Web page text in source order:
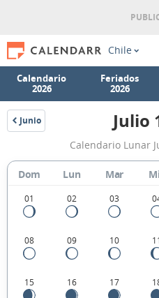
Chile
Calendario
2026
Feriados
2026
Junio
1906 Julio
Calendario Lunar
Dom Lun Mar
01 02 03
08 09 10
15 16 17